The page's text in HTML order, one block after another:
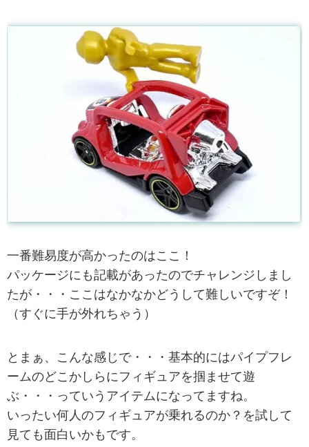
一番難易度が高かったのはここ！
パッケージにも記載があったのでチャレンジしまし
たが・・・ここはなかなかどうして難しいですぞ！
（すぐに手が外れちゃう）
とまぁ、こんな感じで・・・基本的にはパイプフレ
ームのどこかしらにフィギュアを掴ませて遊
ぶ・・・っていうアイテムになってますね。
いったい何人のフィギュアが乗れるのか？を試して
見ても面白いかもです。